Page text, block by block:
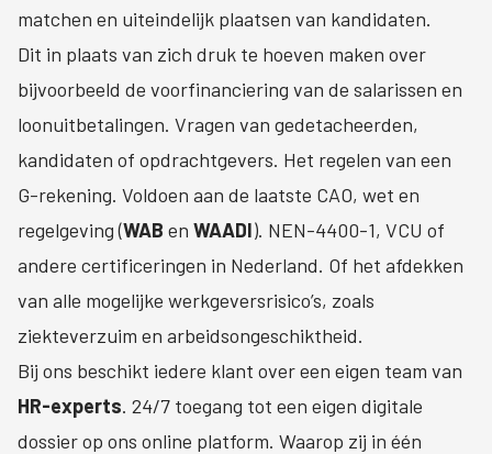
matchen en uiteindelijk plaatsen van kandidaten.
Dit in plaats van zich druk te hoeven maken over
bijvoorbeeld de voorfinanciering van de salarissen en
loonuitbetalingen. Vragen van gedetacheerden,
kandidaten of opdrachtgevers. Het regelen van een
G-rekening. Voldoen aan de laatste CAO, wet en
regelgeving (WAB en WAADI). NEN-4400-1, VCU of
andere certificeringen in Nederland. Of het afdekken
van alle mogelijke werkgeversrisico’s, zoals
ziekteverzuim en arbeidsongeschiktheid.
Bij ons beschikt iedere klant over een eigen team van
HR-experts. 24/7 toegang tot een eigen digitale
dossier op ons online platform. Waarop zij in één